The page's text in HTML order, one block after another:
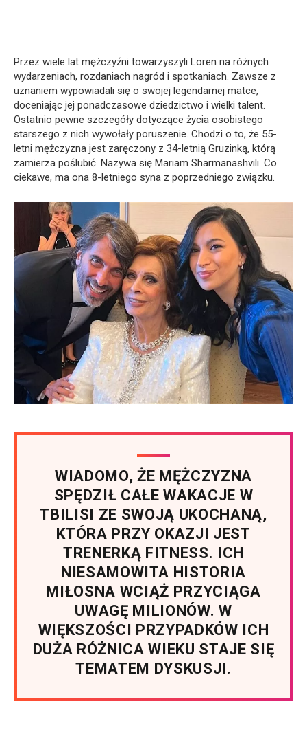
Przez wiele lat mężczyźni towarzyszyli Loren na różnych
wydarzeniach, rozdaniach nagród i spotkaniach. Zawsze z
uznaniem wypowiadali się o swojej legendarnej matce,
doceniając jej ponadczasowe dziedzictwo i wielki talent.
Ostatnio pewne szczegóły dotyczące życia osobistego
starszego z nich wywołały poruszenie. Chodzi o to, że 55-
letni mężczyzna jest zaręczony z 34-letnią Gruzinką, którą
zamierza poślubić. Nazywa się Mariam Sharmanashvili. Co
ciekawe, ma ona 8-letniego syna z poprzedniego związku.
WIADOMO, ŻE MĘŻCZYZNA
SPĘDZIŁ CAŁE WAKACJE W
TBILISI ZE SWOJĄ UKOCHANĄ,
KTÓRA PRZY OKAZJI JEST
TRENERKĄ FITNESS. ICH
NIESAMOWITA HISTORIA
MIŁOSNA WCIĄŻ PRZYCIĄGA
UWAGĘ MILIONÓW. W
WIĘKSZOŚCI PRZYPADKÓW ICH
DUŻA RÓŻNICA WIEKU STAJE SIĘ
TEMATEM DYSKUSJI.